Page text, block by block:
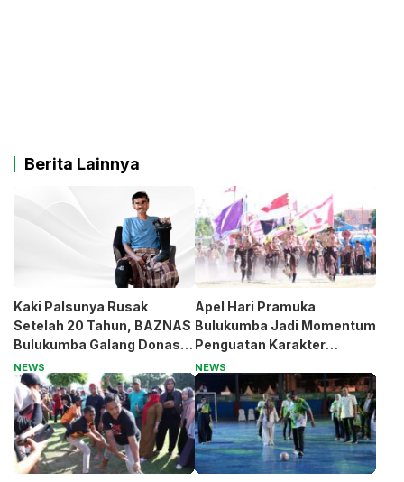
Berita Lainnya
Kaki Palsunya Rusak
Setelah 20 Tahun, BAZNAS
Bulukumba Galang Donasi
untuk Pak Pardi
NEWS
Apel Hari Pramuka
Bulukumba Jadi Momentum
Penguatan Karakter
Generasi Muda
NEWS